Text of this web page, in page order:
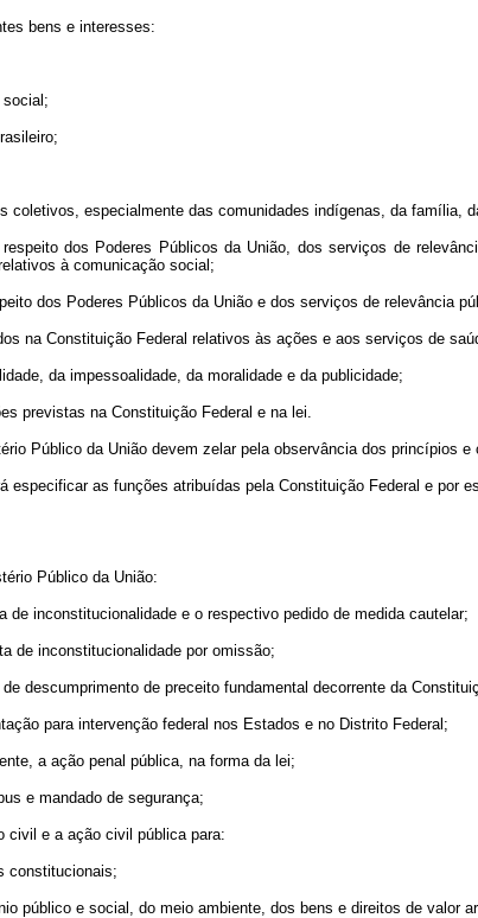
bens e interesses:
social;
coletivos, especialmente das comunidades indígenas, da família,
dos Poderes Públicos da União, dos serviços de
à comunicação social;
dos Poderes Públicos da União e dos serviços de relevância
na Constituição Federal relativos às ações e aos serviços de
da impessoalidade, da moralidade e da publicidade;
previstas na Constituição Federal e na lei.
Público da União devem zelar pela observância dos
especificar as funções atribuídas pela Constituição Federal e
Público da União:
de inconstitucionalidade e o respectivo pedido de medida cautelar;
de inconstitucionalidade por omissão;
de descumprimento de preceito fundamental decorrente da
para intervenção federal nos Estados e no Distrito Federal;
a ação penal pública, na forma da lei;
e mandado de segurança;
civil e a ação civil pública para:
constitucionais;
público e social, do meio ambiente, dos bens e direitos de